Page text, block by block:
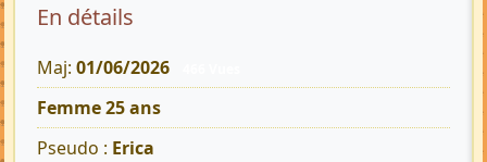
En détails
Maj: 01/06/2026
Femme 25 ans
Pseudo : Erica